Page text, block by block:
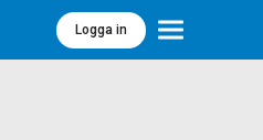
Logga in Meny